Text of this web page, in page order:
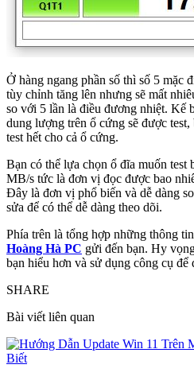
Ở hàng ngang phần số thì số 5 mặc
tùy chỉnh tăng lên nhưng sẽ mất
so với 5 lần là điều đương nhiệt. Kế
dung lượng trên ổ cứng sẽ được
test hết cho cả ổ cứng.
Bạn có thể lựa chọn ổ đĩa muốn test
MB/s tức là đơn vị đọc được bao
Đây là đơn vị phổ biến và dễ dàng
sửa để có thể dễ dàng theo dõi.
Phía trên là tổng hợp những thông
Hoàng Hà PC gửi đến bạn. Hy
bạn hiểu hơn và sử dụng công cụ
SHARE
Bài viết liên quan